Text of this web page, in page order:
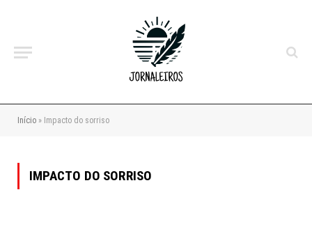
Início » Impacto do sorriso
IMPACTO DO SORRISO